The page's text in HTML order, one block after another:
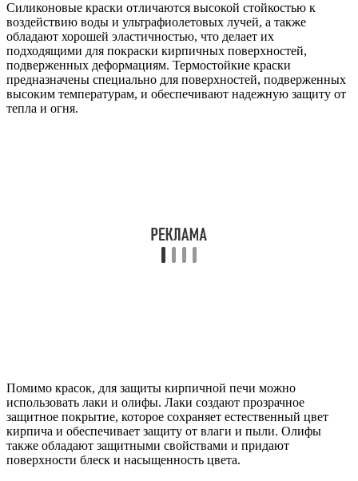
Силиконовые краски отличаются высокой стойкостью к
воздействию воды и ультрафиолетовых лучей, а также
обладают хорошей эластичностью, что делает их
подходящими для покраски кирпичных поверхностей,
подверженных деформациям. Термостойкие краски
предназначены специально для поверхностей, подверженных
высоким температурам, и обеспечивают надежную защиту от
тепла и огня.
Помимо красок, для защиты кирпичной печи можно
использовать лаки и олифы. Лаки создают прозрачное
защитное покрытие, которое сохраняет естественный цвет
кирпича и обеспечивает защиту от влаги и пыли. Олифы
также обладают защитными свойствами и придают
поверхности блеск и насыщенность цвета.